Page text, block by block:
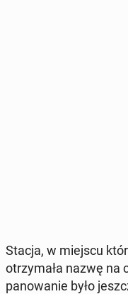
Stacja, w miejscu
otrzy­ma­ła nazwę na
pa­no­wa­nie było